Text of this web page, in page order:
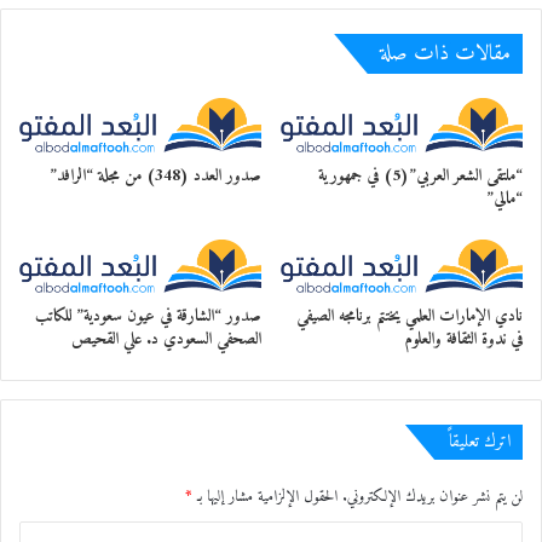
نظمت هيئة الفجيرة للثقافة والإعلام الثلاثاء 19
يوليو 2022 رحلة
معرفية إلى مكتبة محمد بن راشد في إمارة دبي،
وذلك ضمن
فعاليات المحطة الثالثة من القافلة الثقافية
الإعلامية الأولى للفجيرة
بمشاركة واسعة من الكتاب والأدباء والمشاركين
في القافلة الثقافية،
مقالات ذات صلة
“ملتقى الشعر العربي”(5) في جمهورية
“مالي”
صدور العدد (348) من مجلة “الرافد”
نادي الإمارات العلمي يختتم برنامجه الصيفي
في ندوة الثقافة والعلوم
صدور “الشارقة في عيون سعودية” للكاتب
الصحفي السعودي د. علي القحيص
اترك تعليقاً
لن يتم نشر عنوان بريدك الإلكتروني. الحقول الإلزامية مشار إليها بـ*